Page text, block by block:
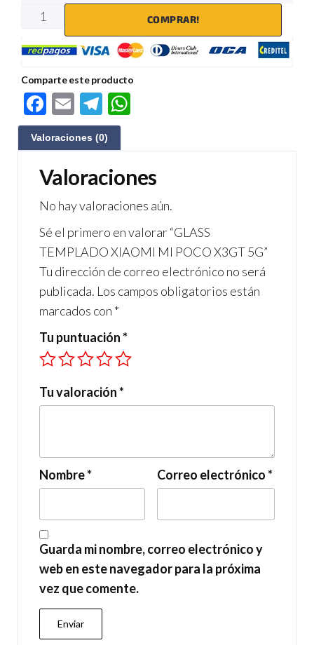
COMPRAR!
Comparte este producto
F
ac
e
b
o
o
k
E
m
ail
Te
le
gr
a
m
s
A
p
p
Valoraciones (0)
Valoraciones
No hay valoraciones aún.
Sé el primero en valorar “GLASS
TEMPLADO XIAOMI MI POCO X3GT 5G”
Tu dirección de correo electrónico no será
publicada. Los campos obligatorios están
marcados con *
Tu puntuación*
Tu valoración*
Nombre* Correo electrónico*
Guarda mi nombre, correo electrónico y
web en este navegador para la próxima
vez que comente.